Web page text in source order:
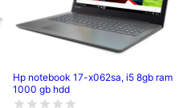
Hp notebook 17-x062sa, i5 8gb ram
1000 gb hdd